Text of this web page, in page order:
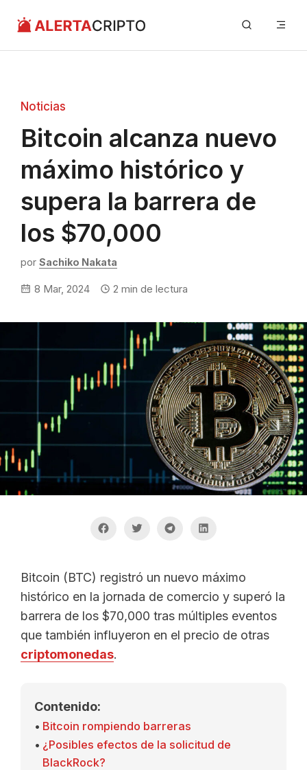
contenido
Noticias
Bitcoin alcanza nuevo
máximo histórico y
supera la barrera de
los $70,000
por Sachiko Nakata
8 Mar, 2024 2 min de lectura
Bitcoin (BTC) registró un nuevo máximo
histórico en la jornada de comercio y superó la
barrera de los $70,000 tras múltiples eventos
que también influyeron en el precio de otras
criptomonedas.
Contenido:
Bitcoin rompiendo barreras
¿Posibles efectos de la solicitud de
BlackRock?